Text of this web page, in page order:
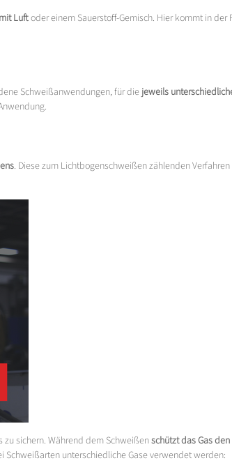
Luftoder einem Sauerstoff-Gemisch. Hier kommt in der
Schweißanwendungen, für die jeweils
. Diese zum Lichtbogenschweißen zählenden
sichern. Während dem Schweißenschützt das Gas
Schweißarten unterschiedliche Gase verwendet werden: